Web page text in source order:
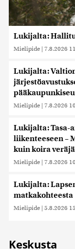
Lukijalta:
Mielipide | 7.8.2026
Lukijalta:
Mielipide | 7.8.2026
Lukijalta: Tasa-
liikenteeseen –
kuin koira
Mielipide | 7.8.2026
Lukijalta:
matkakohteesta
Mielipide | 5.8.2026
Keskusta